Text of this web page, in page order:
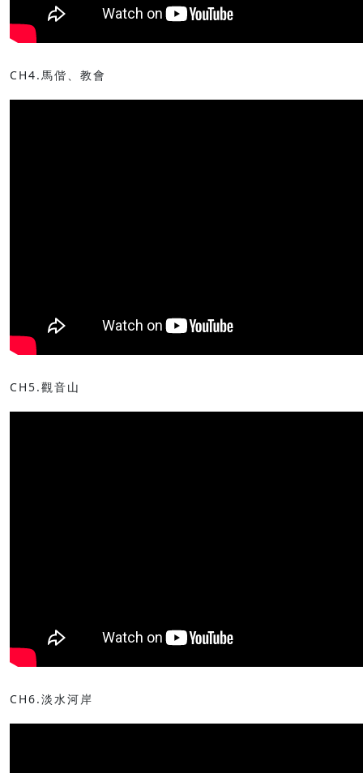
CH4.馬偕、教會
CH5.觀音山
CH6.淡水河岸